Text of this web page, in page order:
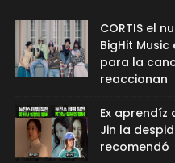
CORTIS el
BigHit
para la
reaccionan
Ex aprendíz
Jin la
recomendó